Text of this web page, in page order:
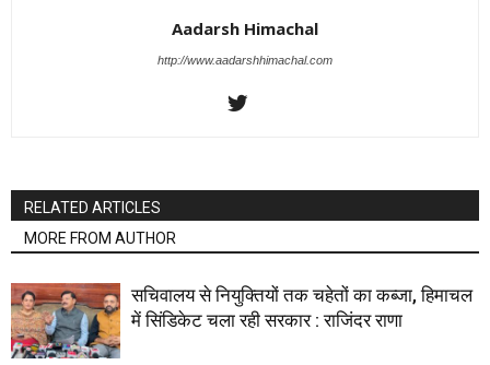
Aadarsh Himachal
http://www.aadarshhimachal.com
RELATED ARTICLES
MORE FROM AUTHOR
सचिवालय से नियुक्तियों तक चहेतों का कब्जा, हिमाचल
में सिंडिकेट चला रही सरकार : राजिंदर राणा